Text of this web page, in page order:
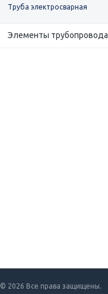
Труба электросварная
Элементы трубопровода
© 2026 Все права защищены.